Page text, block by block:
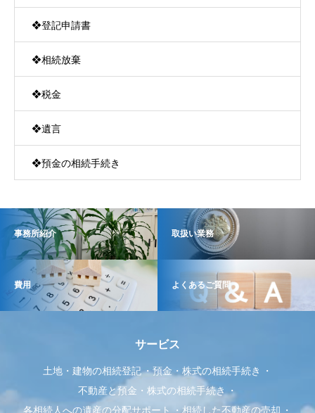
❖登記申請書
❖相続放棄
❖税金
❖遺言
❖預金の相続手続き
事務所紹介 取扱い業務
費用 よくあるご質問
サービス
土地・建物の相続登記
預金・株式の相続手続き
不動産と預金・株式の相続手続き
各相続人への遺産の分配サポート
相続した不動産の売却